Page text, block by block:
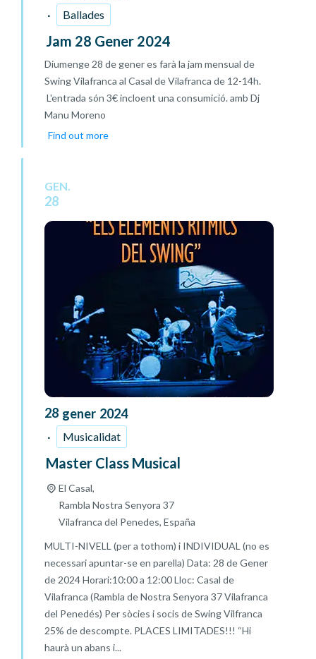
Ballades
Jam 28 Gener 2024
Diumenge 28 de gener es farà la jam mensual de
Swing Vilafranca al Casal de Vilafranca de 12-14h.
L'entrada són 3€ incloent una consumició. amb Dj
Manu Moreno
Find out more
GEN.
28
28 gener 2024
Musicalidat
Master Class Musical
El Casal,
Rambla Nostra Senyora 37
Vilafranca del Penedes, España
MULTI-NIVELL (per a tothom) i INDIVIDUAL (no es
necessari apuntar-se en parella) Data: 28 de Gener
de 2024 Horari:10:00 a 12:00 Lloc: Casal de
Vilafranca (Rambla de Nostra Senyora 37 Vilafranca
del Penedés) Per sòcies i socis de Swing Vilfranca
25% de descompte. PLACES LIMITADES!!! “Hi
haurà un abans i...